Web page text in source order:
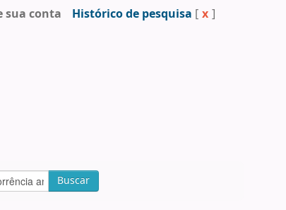
sua conta Histórico de pesquisa [ x ]
Buscar